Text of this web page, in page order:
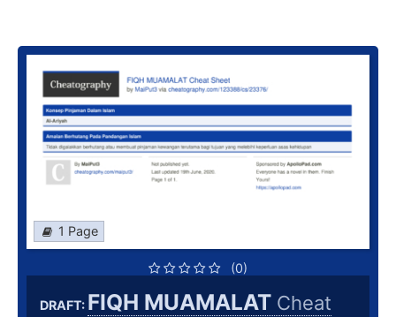
1 Page
(0)
DRAFT: FIQH MUAMALAT Cheat